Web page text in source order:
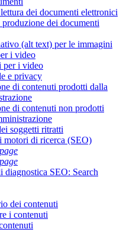
dei documenti elettronici
dei documenti
(alt text) per le immagini
i video
per i video
e privacy
di contenuti prodotti dalla
di contenuti non prodotti
soggetti ritratti
motori di ricerca (SEO)
diagnostica SEO: Search
dei contenuti
i contenuti